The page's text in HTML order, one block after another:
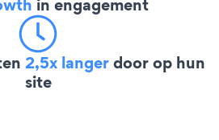
in engagement
2,5x langerdoor op hun
site